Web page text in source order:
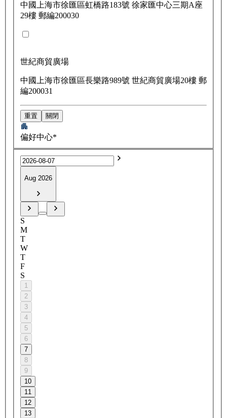
中國上海市徐匯區虹橋路183號 徐家匯中心三期A座
29樓 郵編200030
世紀商貿廣場
中國上海市徐匯區長樂路989號 世紀商貿廣場20樓 郵
編200031
重置 關閉
偏好中心*
Aug 2026
S
M
T
W
T
F
S
1
2
3
4
5
6
7
8
9
10
11
12
13